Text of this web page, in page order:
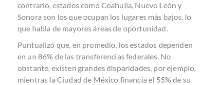
contrario, estados como Coahuila, Nuevo León y
Sonora son los que ocupan los lugares más bajos, lo
que habla de mayores áreas de oportunidad.
Puntualizó que, en promedio, los estados dependen
en un 86% de las transferencias federales. No
obstante, existen grandes disparidades, por ejemplo,
mientras la Ciudad de México financia el 55% de su